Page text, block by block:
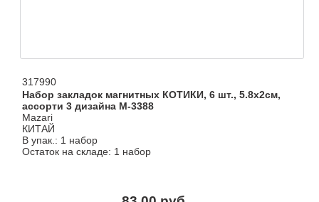
317990
Набор закладок магнитных КОТИКИ, 6 шт., 5.8х2см,
ассорти 3 дизайна M-3388
Mazari
КИТАЙ
В упак.: 1 набор
Остаток на складе: 1 набор